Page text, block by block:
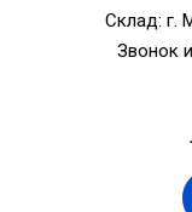
Склад: г.
Звонок